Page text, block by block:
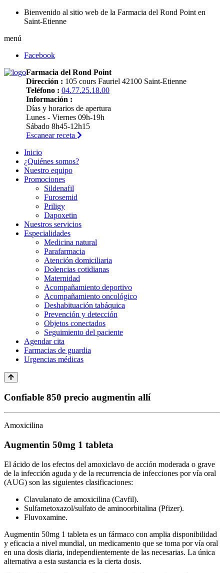
Bienvenido al sitio web de la Farmacia del Rond Point en
Saint-Etienne
menú
Facebook
Farmacia del Rond Point
Dirección : 105 cours Fauriel 42100 Saint-Etienne
Teléfono : 04.77.25.18.00
Información :
Días y horarios de apertura
Lunes - Viernes 09h-19h
Sábado 8h45-12h15
Escanear receta
Inicio
¿Quiénes somos?
Nuestro equipo
Promociones
Sildenafil
Furosemid
Priligy
Dapoxetin
Nuestros servicios
Especialidades
Medicina natural
Parafarmacia
Atención domiciliaria
Dolencias cotidianas
Maternidad
Acompañamiento deportivo
Acompañamiento oncológico
Deshabituación tabáquica
Prevención y detección
Objetos conectados
Seguimiento del paciente
Agendar cita
Farmacias de guardia
Urgencias médicas
Confiable 850 precio augmentin allí
Amoxicilina
Augmentin 50mg 1 tableta
El ácido de los efectos del amoxiclavo de acción moderada o grave
de la infección aguda y de la recurrencia de infecciones por vía oral
(AUG) son las siguientes clasificaciones:
Clavulanato de amoxicilina (Cavfil).
Sulfametoxazol/sulfato de aminoorbitalina (Pfizer).
Fluvoxamine.
Augmentin 50mg 1 tableta es un fármaco con amplia disponibilidad
y eficacia a nivel mundial, un medicamento que se toma por vía oral
en una dosis diaria, independientemente de las necesarias. La única
alternativa a esta sustancia es la cierta dosis.